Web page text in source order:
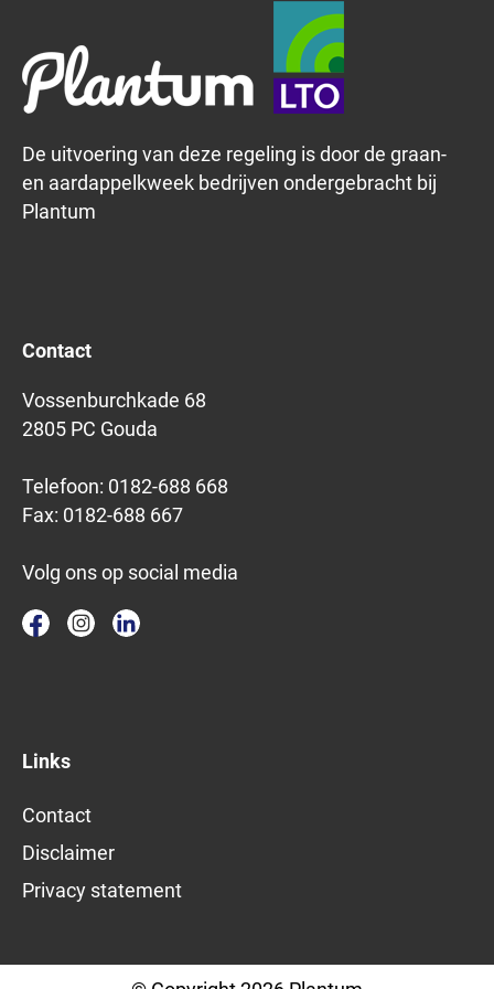
De uitvoering van deze regeling is door de graan-
en aardappelkweek bedrijven ondergebracht bij
Plantum
Contact
Vossenburchkade 68
2805 PC Gouda
Telefoon: 0182-688 668
Fax: 0182-688 667
Volg ons op social media
Links
Contact
Disclaimer
Privacy statement